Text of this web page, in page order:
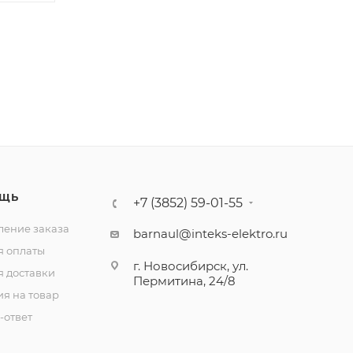
заказа
оплаты
доставки
на товар
+7 (3852) 59-01-55
barnaul@inteks-elektro.ru
г. Новосибирск, ул.
Пермитина, 24/8